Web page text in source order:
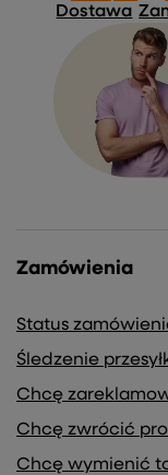
Dostawa
Zamówienia
Status
Śledzenie
Chcę
Chcę zwrócić
Chcę wymienić